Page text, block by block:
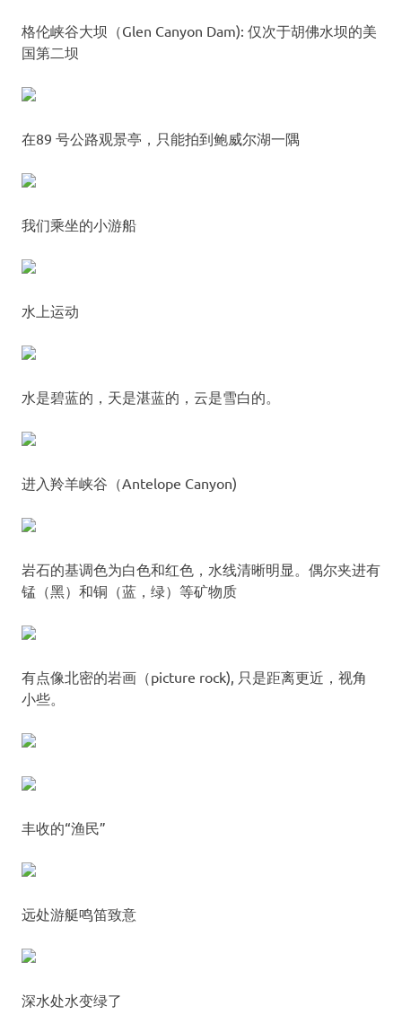
格伦峡谷大坝（Glen Canyon Dam): 仅次于胡佛水坝的美
国第二坝
在89 号公路观景亭，只能拍到鲍威尔湖一隅
我们乘坐的小游船
水上运动
水是碧蓝的，天是湛蓝的，云是雪白的。
进入羚羊峡谷（Antelope Canyon)
岩石的基调色为白色和红色，水线清晰明显。偶尔夹进有
锰（黑）和铜（蓝，绿）等矿物质
有点像北密的岩画（picture rock), 只是距离更近，视角
小些。
丰收的“渔民”
远处游艇鸣笛致意
深水处水变绿了